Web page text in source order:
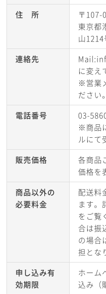
住 所
〒107-
東京都
山1214
連絡先
に変え
※営業
ださい。
電話番号
03-
※商品
ルにて
販売価格
各商品
価格を
商品以外の
必要料金
配送料
ます。
をご覧
合は振
の場合
担とな
申し込み有
効期限
ホーム
込み（